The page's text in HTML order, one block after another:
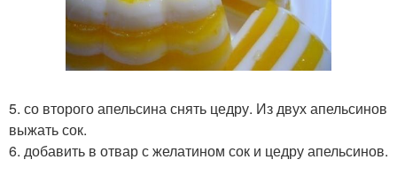
5. со второго апельсина снять цедру. Из двух апельсинов
выжать сок.
6. добавить в отвар с желатином сок и цедру апельсинов.